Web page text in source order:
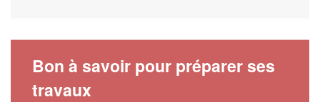
Bon à savoir pour préparer ses
travaux